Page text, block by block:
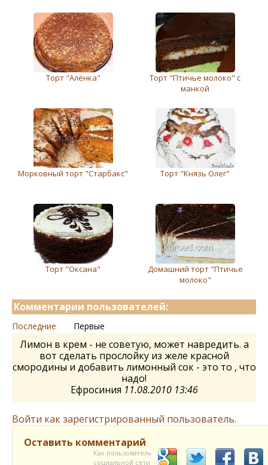
Торт "Алёнка"
Торт "Птичье молоко" с
манкой
Морковный торт "Старбакс" Торт "Князь Олег"
Торт "Оксана"
Домашний торт "Птичье
молоко"
Комментарии пользователей:
Последние Первые
Лимон в крем - не советую, может навредить. а
вот сделать прослойку из желе красной
смородины и добавить лимонный сок - это то , что
надо!
Ефросиния 11.08.2010 13:46
Войти как зарегистрированный пользователь.
Оставить комментарий
Как пользователь
социальной сети